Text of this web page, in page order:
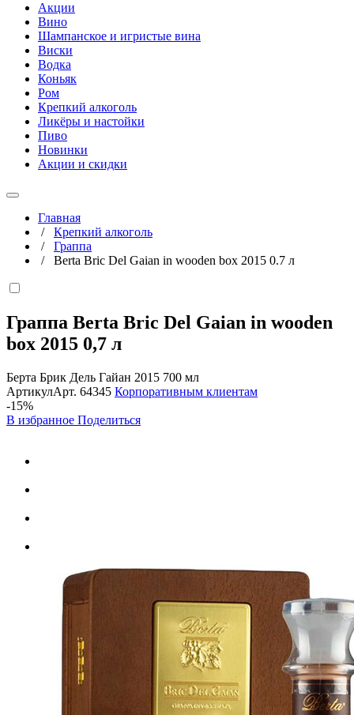
Акции
Вино
Шампанское и игристые вина
Виски
Водка
Коньяк
Ром
Крепкий алкоголь
Ликёры и настойки
Пиво
Новинки
Акции и скидки
Главная
/ Крепкий алкоголь
/ Граппа
/ Berta Bric Del Gaian in wooden box 2015 0.7 л
Граппа Berta Bric Del Gaian in wooden
box 2015 0,7 л
Берта Брик Дель Гайан 2015 700 мл
АртикулАрт. 64345 Корпоративным клиентам
-15%
В избранное Поделиться